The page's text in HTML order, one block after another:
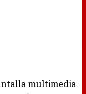
multimedia